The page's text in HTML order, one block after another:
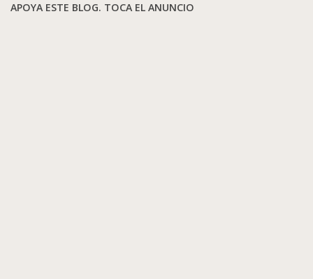
APOYA ESTE BLOG. TOCA EL ANUNCIO